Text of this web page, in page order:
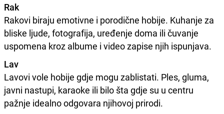
Rak
Rakovi biraju emotivne i porodične hobije. Kuhanje za
bliske ljude, fotografija, uređenje doma ili čuvanje
uspomena kroz albume i video zapise njih ispunjava.
Lav
Lavovi vole hobije gdje mogu zablistati. Ples, gluma,
javni nastupi, karaoke ili bilo šta gdje su u centru
pažnje idealno odgovara njihovoj prirodi.